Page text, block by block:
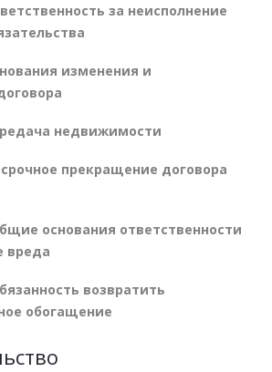
за неисполнение
изменения и
недвижимости
прекращение договора
основания ответственности
вреда
возвратить
обогащение